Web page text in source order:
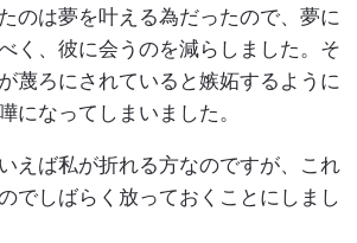
のは夢を叶える為だったので、夢に
く、彼に会うのを減らしました。そ
蔑ろにされていると嫉妬するように
になってしまいました。
えば私が折れる方なのですが、これ
でしばらく放っておくことにしまし